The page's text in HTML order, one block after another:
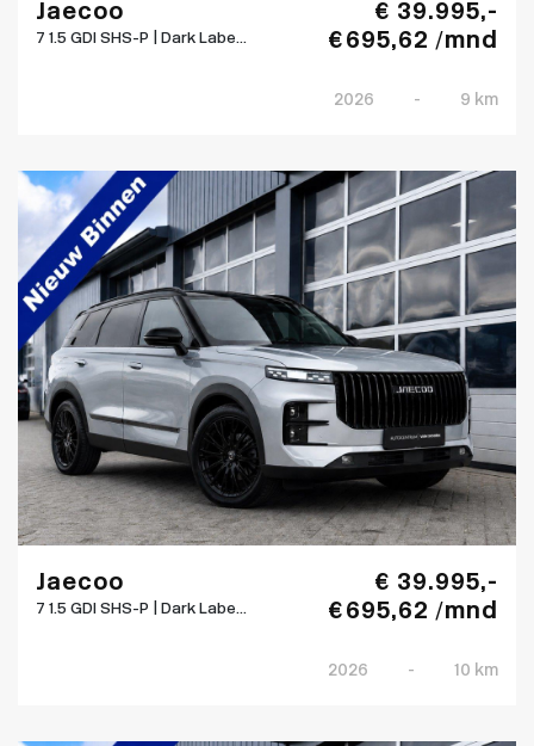
Jaecoo
7 1.5 GDI SHS-P | Dark Labe...
€ 39.995,-
€ 695,62 /mnd
2026 - 9 km
Jaecoo
7 1.5 GDI SHS-P | Dark Labe...
€ 39.995,-
€ 695,62 /mnd
2026 - 10 km